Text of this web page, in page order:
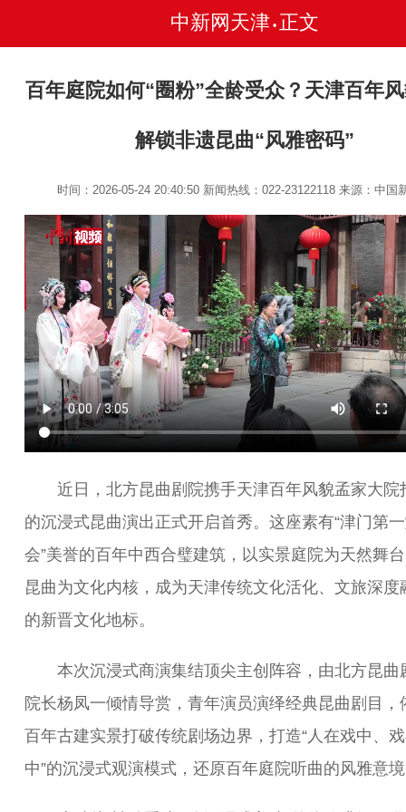
中新网天津 • 正文
百年庭院如何“圈粉”全龄受众？天津百年
解锁非遗昆曲“风雅密码”
时间：2026-05-24 20:40:50 新闻热线：022-23122118来源：中国
近日，北方昆曲剧院携手天津百年风貌孟家大院
的沉浸式昆曲演出正式开启首秀。这座素有“津门第
会”美誉的百年中西合璧建筑，以实景庭院为天然舞
昆曲为文化内核，成为天津传统文化活化、文旅深度
的新晋文化地标。
本次沉浸式商演集结顶尖主创阵容，由北方昆曲
院长杨凤一倾情导赏，青年演员演绎经典昆曲剧目，
百年古建实景打破传统剧场边界，打造“人在戏中、
中”的沉浸式观演模式，还原百年庭院听曲的风雅意